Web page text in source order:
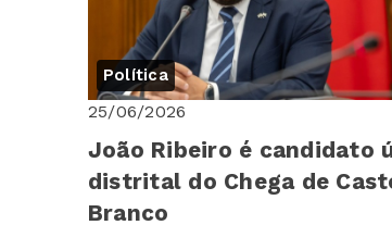
Política
25/06/2026
João Ribeiro é candidato
distrital do Chega de
Branco